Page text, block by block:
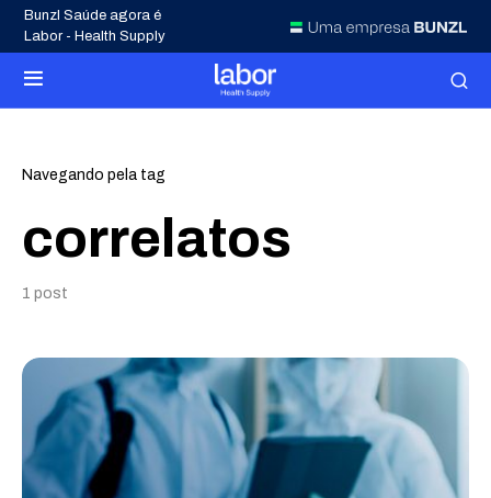
Bunzl Saúde agora é
Labor - Health Supply
Navegando pela tag
correlatos
1 post